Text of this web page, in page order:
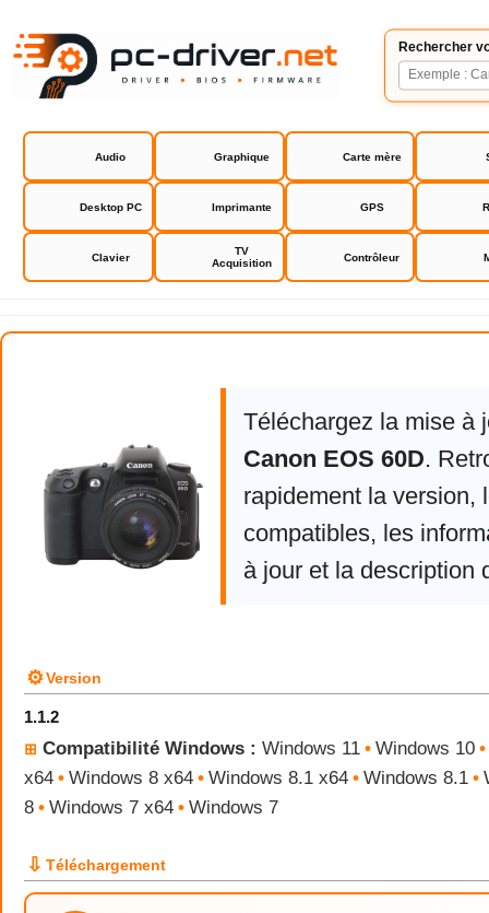
Rechercher
Audio Graphique Carte mère
Desktop PC Imprimante GPS
Clavier
TV
Acquisition
Contrôleur
Canon EOS 60D
Téléchargez la mise à
Canon EOS 60D.
rapidement la version,
compatibles, les
à jour et la description
⚙Version
1.1.2
⊞ Compatibilité Windows : Windows 11 • Windows 10 •
x64 • Windows 8 x64 • Windows 8.1 x64 • Windows 8.1 •
8 • Windows 7 x64 • Windows 7
⇩ Téléchargement